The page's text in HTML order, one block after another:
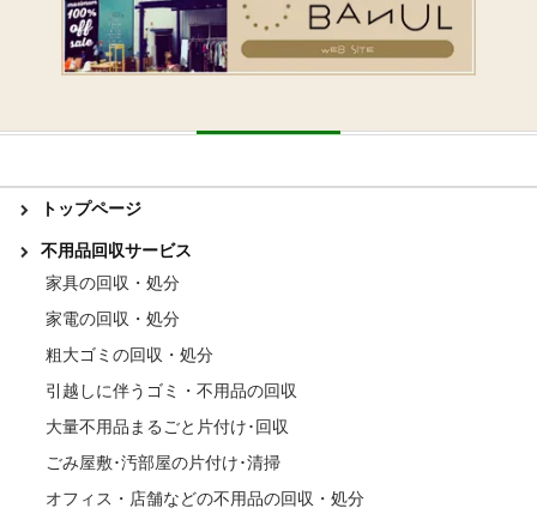
トップページ
不用品回収サービス
家具の回収・処分
家電の回収・処分
粗大ゴミの回収・処分
引越しに伴うゴミ・不用品の回収
大量不用品まるごと片付け･回収
ごみ屋敷･汚部屋の片付け･清掃
オフィス・店舗などの不用品の回収・処分